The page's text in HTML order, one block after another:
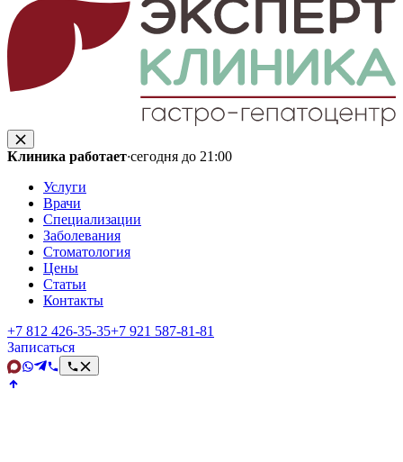
Клиника работает·сегодня до 21:00
Услуги
Врачи
Специализации
Заболевания
Стоматология
Цены
Статьи
Контакты
+7 812 426‑35‑35+7 921 587‑81‑81
Записаться